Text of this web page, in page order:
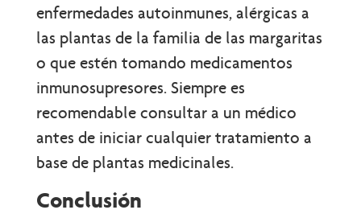
enfermedades autoinmunes, alérgicas a
las plantas de la familia de las margaritas
o que estén tomando medicamentos
inmunosupresores. Siempre es
recomendable consultar a un médico
antes de iniciar cualquier tratamiento a
base de plantas medicinales.
Conclusión